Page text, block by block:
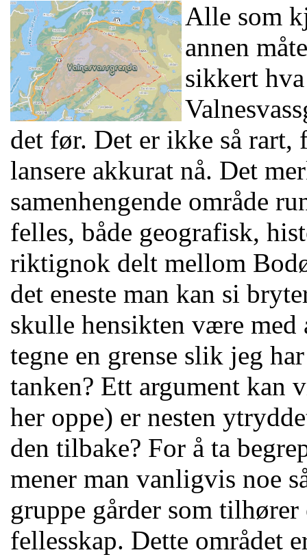
Alle som
annen
sikkert
det før. Det er ikke så rart,
lansere akkurat nå. Det
samenhengende område
felles, både geografisk,
riktignok delt mellom
det eneste man kan si
skulle hensikten være med
tegne en grense slik jeg
tanken? Ett argument kan
her oppe) er nesten
den tilbake? For å ta
mener man vanligvis noe
gruppe gårder som tilhører
fellesskap. Dette området